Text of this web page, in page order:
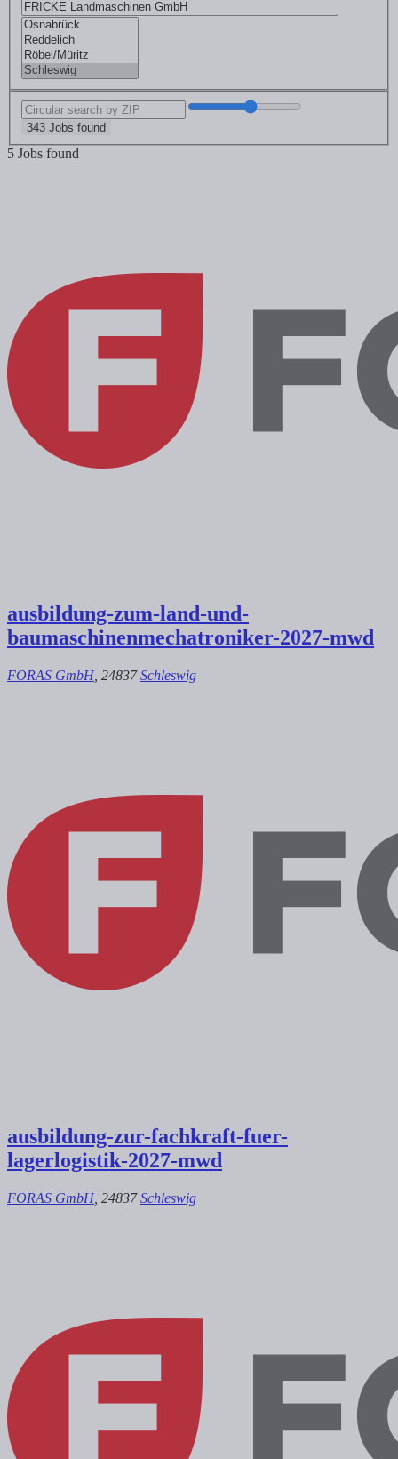
343 Jobs found
5 Jobs found
ausbildung-zum-land-und-
baumaschinenmechatroniker-2027-mwd
FORAS GmbH , 24837Schleswig
ausbildung-zur-fachkraft-fuer-
lagerlogistik-2027-mwd
FORAS GmbH , 24837Schleswig